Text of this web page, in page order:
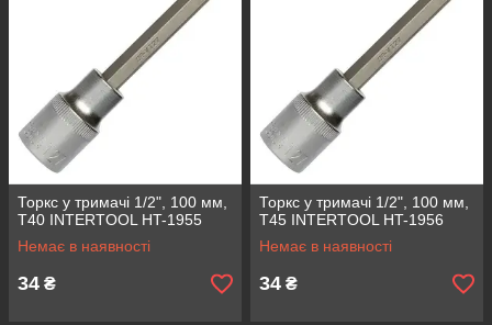
Торкс у тримачі 1/2", 100 мм,
Т40 INTERTOOL HT-1955
Немає в наявності
34 ₴
Торкс у тримачі 1/2", 100 мм,
Т45 INTERTOOL HT-1956
Немає в наявності
34 ₴